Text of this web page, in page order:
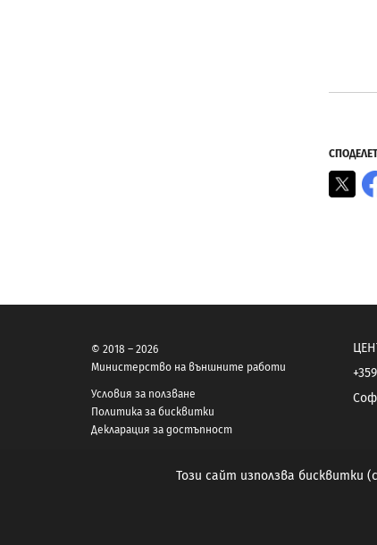
X
© 2018 – 2026
Министерство на външните работи
Условия за ползване
Политика за бисквитки
Декларация за достъпност
Този сайт използва